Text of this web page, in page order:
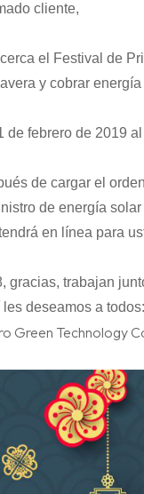
cliente,
el Festival de
y cobrar
de febrero de 2019
de cargar el
de energía solar
en línea para
gracias, trabajan
les deseamos a
Green Technology